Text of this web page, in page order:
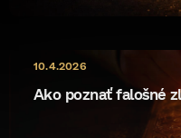
Ako poznať falošné
10.4.2026